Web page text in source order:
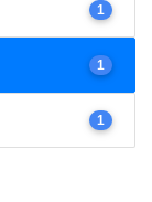
1
1
1